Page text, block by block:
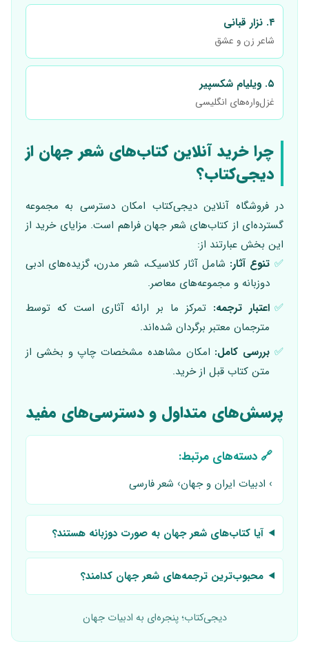
۴. نزار قبانی
شاعر زن و عشق
۵. ویلیام شکسپیر
غزل‌واره‌های انگلیسی
چرا خرید آنلاین کتاب‌های شعر جهان از
دیجی‌کتاب؟
در فروشگاه آنلاین دیجی‌کتاب امکان دسترسی به مجموعه
گسترده‌ای از کتاب‌های شعر جهان فراهم است. مزایای خرید از
این بخش عبارتند از:
✅ تنوع آثار: شامل آثار کلاسیک، شعر مدرن، گزیده‌های ادبی
دوزبانه و مجموعه‌های معاصر.
✅ اعتبار ترجمه: تمرکز ما بر ارائه آثاری است که توسط
مترجمان معتبر برگردان شده‌اند.
✅ بررسی کامل: امکان مشاهده مشخصات چاپ و بخشی از
متن کتاب قبل از خرید.
پرسش‌های متداول و دسترسی‌های مفید
🔗 دسته‌های مرتبط:
› ادبیات ایران و جهان› شعر فارسی
آیا کتاب‌های شعر جهان به صورت دوزبانه هستند؟
محبوب‌ترین ترجمه‌های شعر جهان کدامند؟
دیجی‌کتاب؛ پنجره‌ای به ادبیات جهان